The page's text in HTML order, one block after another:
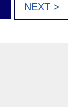
NEXT >